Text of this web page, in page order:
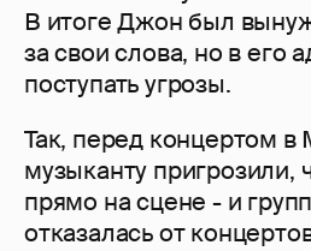
В итоге Джон был
за свои слова, но в его
поступать угрозы.
Так, перед концертом
музыканту пригрозили,
прямо на сцене - и
отказалась от